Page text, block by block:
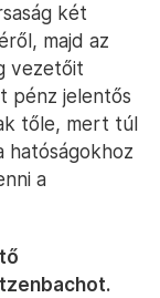
két
majd az
vezetőit
pénz jelentős
tőle, mert túl
a